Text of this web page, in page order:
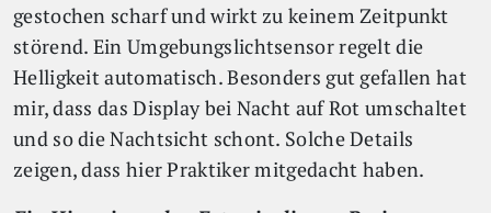
gestochen scharf und wirkt zu keinem Zeitpunkt
störend. Ein Umgebungslichtsensor regelt die
Helligkeit automatisch. Besonders gut gefallen hat
mir, dass das Display bei Nacht auf Rot umschaltet
und so die Nachtsicht schont. Solche Details
zeigen, dass hier Praktiker mitgedacht haben.